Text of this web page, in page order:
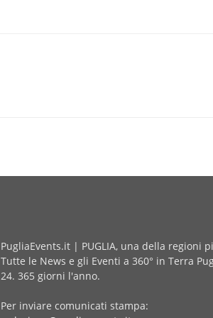
PugliaEvents.it | PUGLIA, una della regioni
Tutte le News e gli Eventi a 360° in Terra
24. 365 giorni l'anno.
Per inviare comunicati stampa: